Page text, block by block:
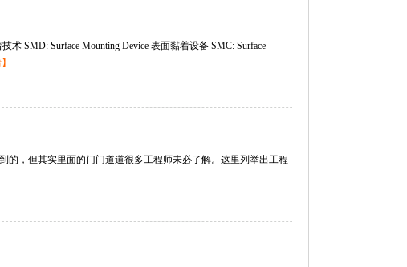
术 SMD: Surface Mounting Device 表面黏着设备 SMC: Surface
，但其实里面的门门道道很多工程师未必了解。这里列举出工程